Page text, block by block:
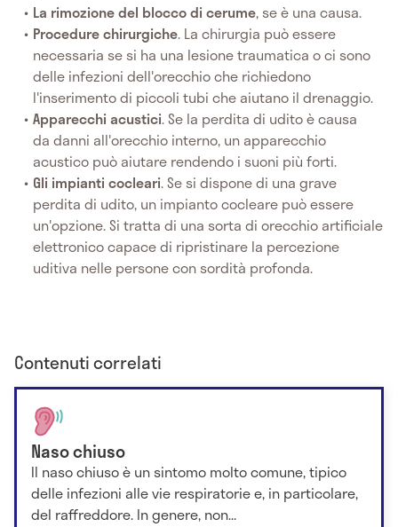
La rimozione del blocco di cerume, se è una causa.
Procedure chirurgiche. La chirurgia può essere
necessaria se si ha una lesione traumatica o ci sono
delle infezioni dell'orecchio che richiedono
l'inserimento di piccoli tubi che aiutano il drenaggio.
Apparecchi acustici. Se la perdita di udito è causa
da danni all'orecchio interno, un apparecchio
acustico può aiutare rendendo i suoni più forti.
Gli impianti cocleari. Se si dispone di una grave
perdita di udito, un impianto cocleare può essere
un'opzione. Si tratta di una sorta di orecchio artificiale
elettronico capace di ripristinare la percezione
uditiva nelle persone con sordità profonda.
Contenuti correlati
Naso chiuso
Il naso chiuso è un sintomo molto comune, tipico
delle infezioni alle vie respiratorie e, in particolare,
del raffreddore. In genere, non...